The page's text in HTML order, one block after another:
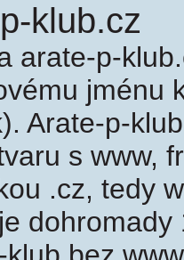
klub.cz
arate-p-
jménu
Arate-p-
s www,
.cz, tedy